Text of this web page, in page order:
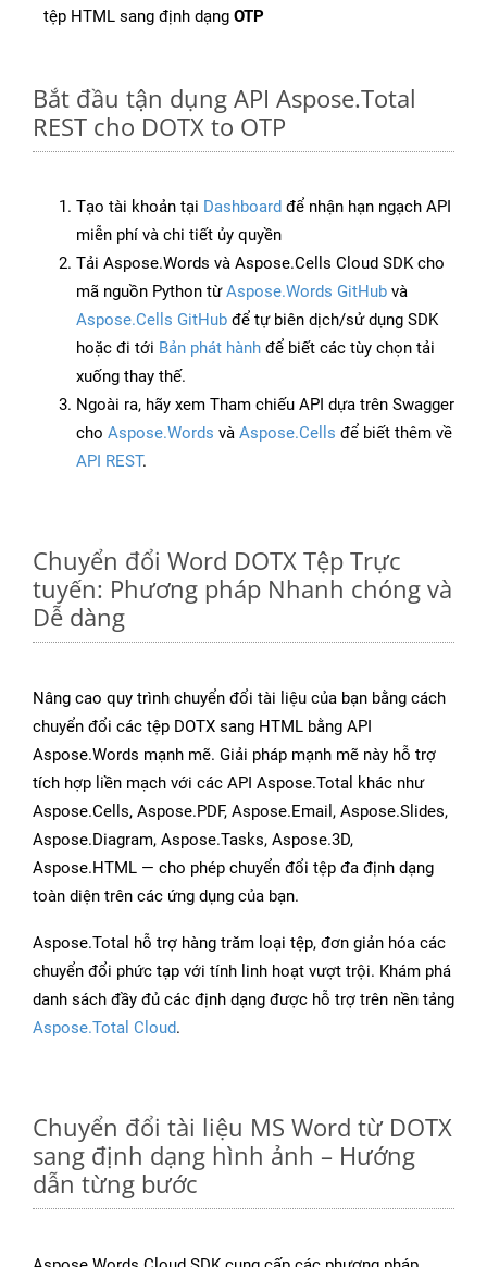
tệp HTML sang định dạng OTP
Bắt đầu tận dụng API Aspose.Total
REST cho DOTX to OTP
Tạo tài khoản tại Dashboard để nhận hạn ngạch API
miễn phí và chi tiết ủy quyền
Tải Aspose.Words và Aspose.Cells Cloud SDK cho
mã nguồn Python từAspose.Words GitHub và
Aspose.Cells GitHub để tự biên dịch/sử dụng SDK
hoặc đi tới Bản phát hành để biết các tùy chọn tải
xuống thay thế.
Ngoài ra, hãy xem Tham chiếu API dựa trên Swagger
cho Aspose.Words và Aspose.Cells để biết thêm về
API REST.
Chuyển đổi Word DOTX Tệp Trực
tuyến: Phương pháp Nhanh chóng và
Dễ dàng
Nâng cao quy trình chuyển đổi tài liệu của bạn bằng cách
chuyển đổi các tệp DOTX sang HTML bằng API
Aspose.Words mạnh mẽ. Giải pháp mạnh mẽ này hỗ trợ
tích hợp liền mạch với các API Aspose.Total khác như
Aspose.Cells, Aspose.PDF, Aspose.Email, Aspose.Slides,
Aspose.Diagram, Aspose.Tasks, Aspose.3D,
Aspose.HTML — cho phép chuyển đổi tệp đa định dạng
toàn diện trên các ứng dụng của bạn.
Aspose.Total hỗ trợ hàng trăm loại tệp, đơn giản hóa các
chuyển đổi phức tạp với tính linh hoạt vượt trội. Khám phá
danh sách đầy đủ các định dạng được hỗ trợ trên nền tảng
Aspose.Total Cloud.
Chuyển đổi tài liệu MS Word từ DOTX
sang định dạng hình ảnh – Hướng
dẫn từng bước